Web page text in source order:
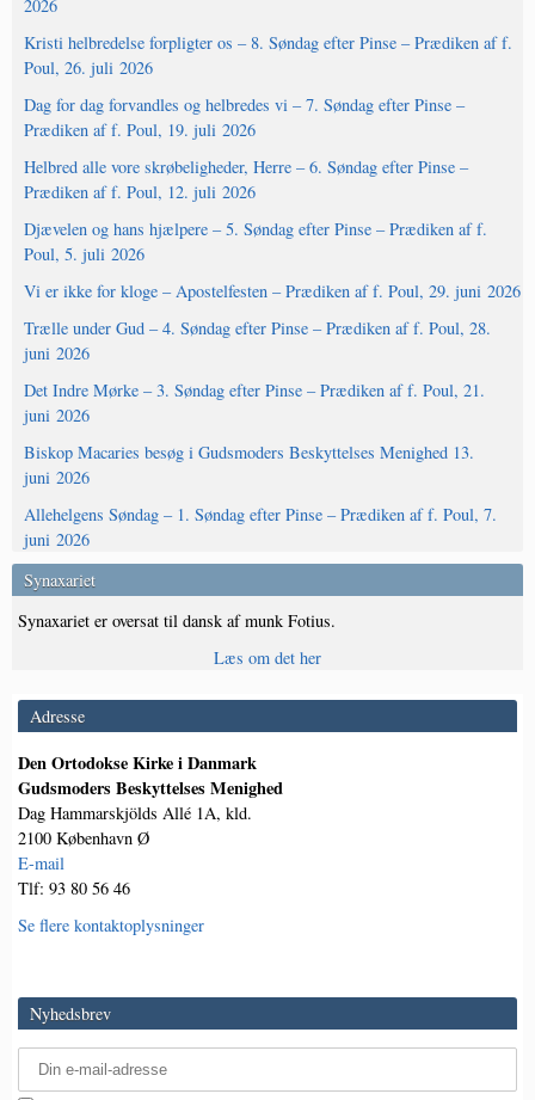
2026
Kristi helbredelse forpligter os – 8. Søndag efter Pinse – Prædiken af f.
Poul, 26. juli 2026
Dag for dag forvandles og helbredes vi – 7. Søndag efter Pinse –
Prædiken af f. Poul, 19. juli 2026
Helbred alle vore skrøbeligheder, Herre – 6. Søndag efter Pinse –
Prædiken af f. Poul, 12. juli 2026
Djævelen og hans hjælpere – 5. Søndag efter Pinse – Prædiken af f.
Poul, 5. juli 2026
Vi er ikke for kloge – Apostelfesten – Prædiken af f. Poul, 29. juni 2026
Trælle under Gud – 4. Søndag efter Pinse – Prædiken af f. Poul, 28.
juni 2026
Det Indre Mørke – 3. Søndag efter Pinse – Prædiken af f. Poul, 21.
juni 2026
Biskop Macaries besøg i Gudsmoders Beskyttelses Menighed 13.
juni 2026
Allehelgens Søndag – 1. Søndag efter Pinse – Prædiken af f. Poul, 7.
juni 2026
Synaxariet
Synaxariet er oversat til dansk af munk Fotius.
Læs om det her
Adresse
Den Ortodokse Kirke i Danmark
Gudsmoders Beskyttelses Menighed
Dag Hammarskjölds Allé 1A, kld.
2100 København Ø
E-mail
Tlf: 93 80 56 46
Se flere kontaktoplysninger
Nyhedsbrev